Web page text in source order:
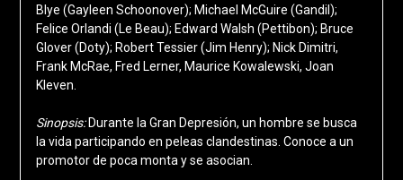
Blye (Gayleen Schoonover); Michael McGuire (Gandil);
Felice Orlandi (Le Beau); Edward Walsh (Pettibon); Bruce
Glover (Doty); Robert Tessier (Jim Henry); Nick Dimitri,
Frank McRae, Fred Lerner, Maurice Kowalewski, Joan
Kleven.
Sinopsis: Durante la Gran Depresión, un hombre se busca
la vida participando en peleas clandestinas. Conoce a un
promotor de poca monta y se asocian.